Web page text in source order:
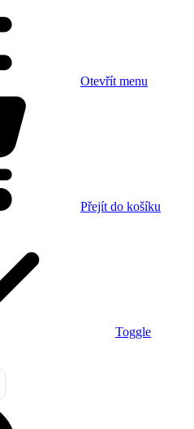
Otevřít menu
Přejít do košíku
Toggle